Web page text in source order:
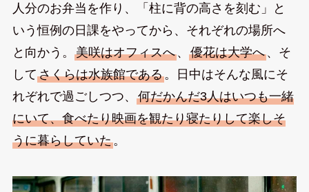
人分のお弁当を作り、「柱に背の高さを刻む」と
いう恒例の日課をやってから、それぞれの場所へ
と向かう。 美咲はオフィスへ、 優花は大学へ、そ
してさくらは水族館である。日中はそんな風にそ
れぞれで過ごしつつ、 何だかんだ3人はいつも一緒
にいて、食べたり映画を観たり寝たりして楽しそ
うに暮らしていた。